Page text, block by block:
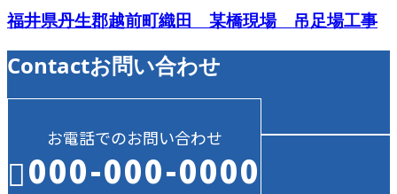
福井県丹生郡越前町織田 某橋現場 吊足場工事
Contactお問い合わせ
お電話でのお問い合わせ
000-000-0000